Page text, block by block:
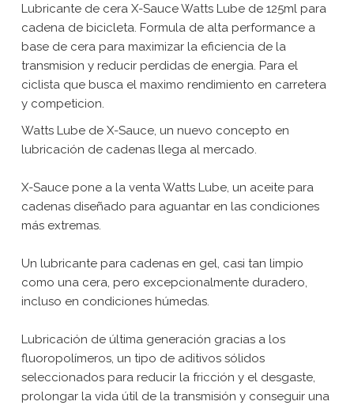
Lubricante de cera X-Sauce Watts Lube de 125ml para
cadena de bicicleta. Formula de alta performance a
base de cera para maximizar la eficiencia de la
transmision y reducir perdidas de energia. Para el
ciclista que busca el maximo rendimiento en carretera
y competicion.
Watts Lube de X-Sauce, un nuevo concepto en
lubricación de cadenas llega al mercado.
X-Sauce pone a la venta Watts Lube, un aceite para
cadenas diseñado para aguantar en las condiciones
más extremas.
Un lubricante para cadenas en gel, casi tan limpio
como una cera, pero excepcionalmente duradero,
incluso en condiciones húmedas.
Lubricación de última generación gracias a los
fluoropolímeros, un tipo de aditivos sólidos
seleccionados para reducir la fricción y el desgaste,
prolongar la vida útil de la transmisión y conseguir una